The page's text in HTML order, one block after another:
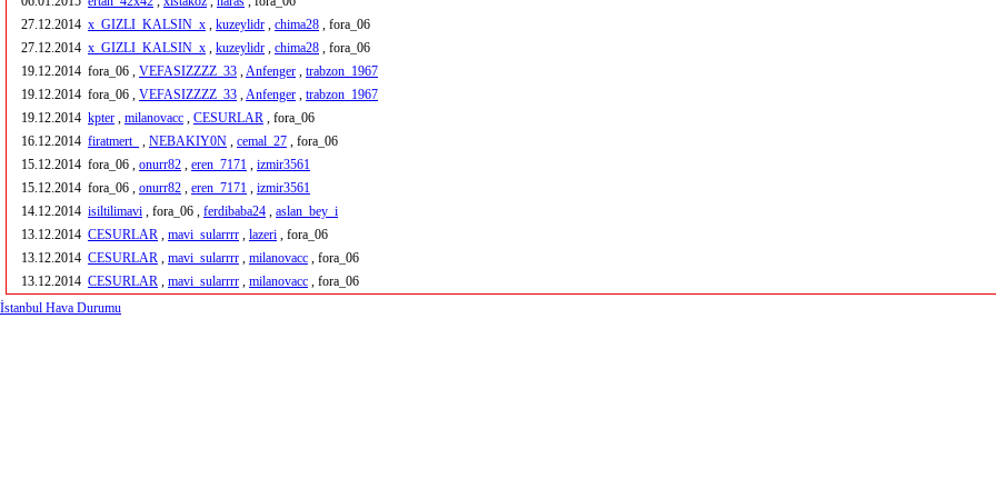
27.12.2014 x_GIZLI_KALSIN_x , kuzeylidr , chima28 , fora_06
27.12.2014 x_GIZLI_KALSIN_x , kuzeylidr , chima28 , fora_06
19.12.2014 fora_06 , VEFASIZZZZ_33 ,Anfenger , trabzon_1967
19.12.2014 fora_06 , VEFASIZZZZ_33 ,Anfenger , trabzon_1967
19.12.2014 kpter , milanovacc , CESURLAR , fora_06
16.12.2014 firatmert_ , NEBAKIY0N , cemal_27 , fora_06
15.12.2014 fora_06 , onurr82 , eren_7171 , izmir3561
15.12.2014 fora_06 , onurr82 , eren_7171 , izmir3561
14.12.2014 isiltilimavi , fora_06 , ferdibaba24 , aslan_bey_i
13.12.2014 CESURLAR , mavi_sularrrr , lazeri , fora_06
13.12.2014 CESURLAR , mavi_sularrrr , milanovacc , fora_06
13.12.2014 CESURLAR , mavi_sularrrr , milanovacc , fora_06
İstanbul Hava Durumu